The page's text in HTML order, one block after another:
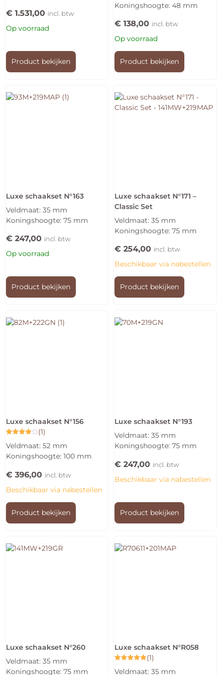
€ 1.531,00 incl. btw
Op voorraad
Product bekijken
Koningshoogte: 48 mm
€ 138,00 incl. btw
Op voorraad
Product bekijken
Luxe schaakset N°163
Veldmaat: 35 mm
Koningshoogte: 75 mm
€ 247,00 incl. btw
Op voorraad
Product bekijken
Luxe schaakset N°171 –
Classic Set
Veldmaat: 35 mm
Koningshoogte: 75 mm
€ 254,00 incl. btw
Beschikbaar via nabestellen
Product bekijken
Luxe schaakset N°156
4.00
uit 5
(1)
Veldmaat: 52 mm
Koningshoogte: 100 mm
€ 396,00 incl. btw
Beschikbaar via nabestellen
Product bekijken
Luxe schaakset N°193
Veldmaat: 35 mm
Koningshoogte: 75 mm
€ 247,00 incl. btw
Beschikbaar via nabestellen
Product bekijken
Luxe schaakset N°260
Veldmaat: 35 mm
Koningshoogte: 75 mm
Luxe schaakset N°R058
5.00
(1)
Veldmaat: 35 mm